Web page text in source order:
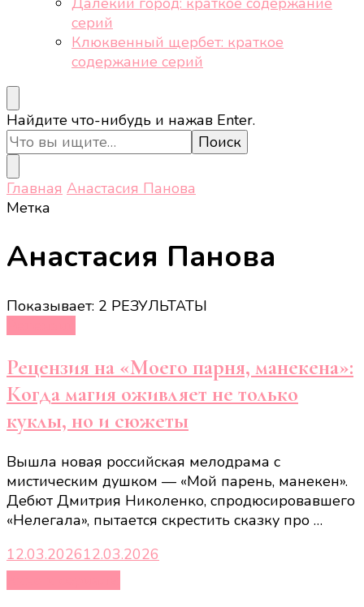
серий
Клюквенный щербет: краткое
содержание серий
Ищите
что-
то?
Найдите что-нибудь и нажав Enter.
Главная Анастасия Панова
Метка
Анастасия Панова
Показывает: 2 РЕЗУЛЬТАТЫ
Рецензия на «Моего парня, манекена»:
Когда магия оживляет не только
куклы, но и сюжеты
Вышла новая российская мелодрама с
мистическим душком — «Мой парень, манекен».
Дебют Дмитрия Николенко, спродюсировавшего
«Нелегала», пытается скрестить сказку про …
12.03.202612.03.2026